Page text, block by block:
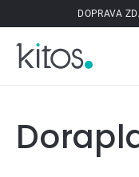
na
obsah
DOPRAVA